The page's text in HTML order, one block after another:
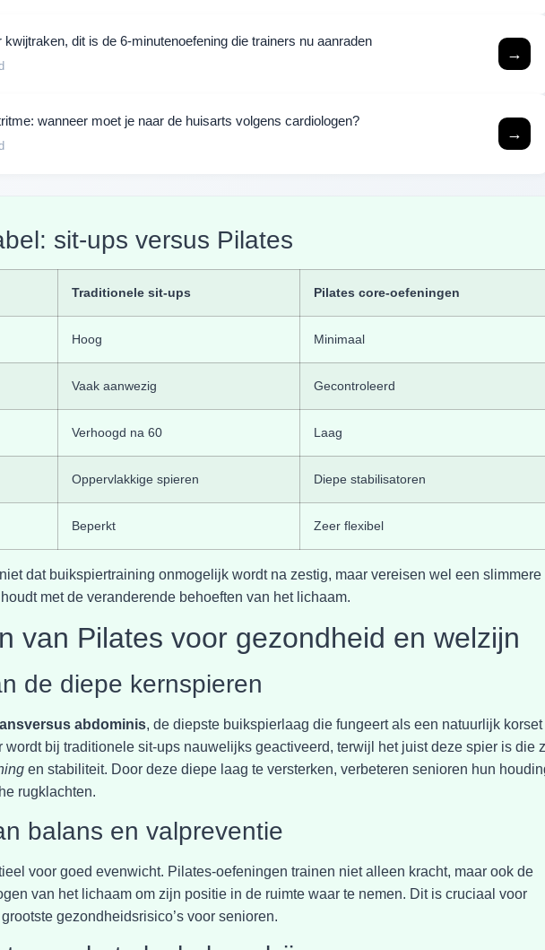
kwijtraken, dit is de 6-minutenoefening die trainers nu aanraden
→
wanneer moet je naar de huisarts volgens cardiologen?
→
sit-ups versus Pilates
Traditionele sit-ups Pilates core-oefeningen
Hoog Minimaal
Vaak aanwezig Gecontroleerd
Verhoogd na 60 Laag
Oppervlakkige spieren Diepe stabilisatoren
Beperkt Zeer flexibel
dat buikspiertraining onmogelijk wordt na zestig, maar vereisen wel een slimmere
met de veranderende behoeften van het lichaam.
van Pilates voor gezondheid en welzijn
de diepe kernspieren
abdominis, de diepste buikspierlaag die fungeert als een natuurlijk korset
wordt bij traditionele sit-ups nauwelijks geactiveerd, terwijl het juist deze spier is die
en stabiliteit. Door deze diepe laag te versterken, verbeteren senioren hun
rugklachten.
balans en valpreventie
voor goed evenwicht. Pilates-oefeningen trainen niet alleen kracht, maar ook de
van het lichaam om zijn positie in de ruimte waar te nemen. Dit is cruciaal voor
gezondheidsrisico’s voor senioren.